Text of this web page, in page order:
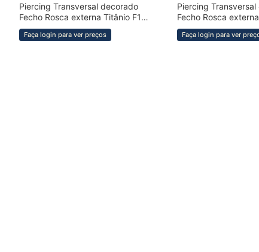
COMPRAR RÁPIDO
Piercing Transversal decorado
Fecho Rosca externa Titânio F136
· BRX1620
Faça login para ver preços
COMPRAR RÁPIDO
Piercing
Fecho Rosca
· BRX1628
Faça login para ver